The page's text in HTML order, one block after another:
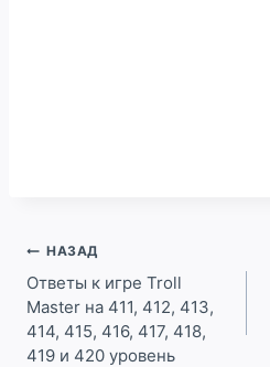
Навигация
по
записям
НАЗАД
Ответы к игре Troll
Master на 411, 412, 413,
414, 415, 416, 417, 418,
419 и 420 уровень